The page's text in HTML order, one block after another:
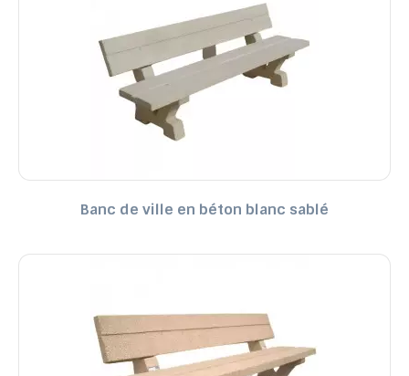
Banc de ville en béton blanc sablé